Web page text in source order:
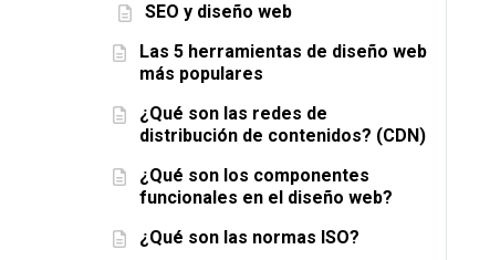
SEO y diseño web
Las 5 herramientas de diseño web
más populares
¿Qué son las redes de
distribución de contenidos? (CDN)
¿Qué son los componentes
funcionales en el diseño web?
¿Qué son las normas ISO?